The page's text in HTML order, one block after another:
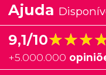
Ajuda
9,1/10
+5.000.000